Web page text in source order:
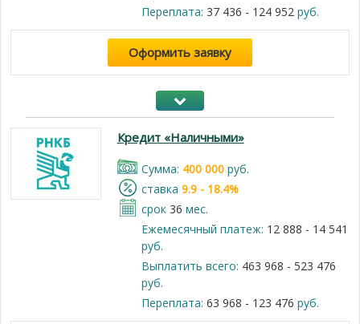
Переплата: 37 436 - 124 952руб.
Оформить заявку
Кредит «Наличными»
Cумма: 400 000руб.
cтавка 9.9 - 18.4%
срок 36 мес.
Ежемесячный платеж: 12 888 - 14 541
руб.
Выплатить всего: 463 968 - 523 476
руб.
Переплата: 63 968 - 123 476 руб.